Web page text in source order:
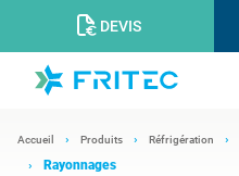
DEVIS
Accueil Produits Réfrigération
Rayonnages